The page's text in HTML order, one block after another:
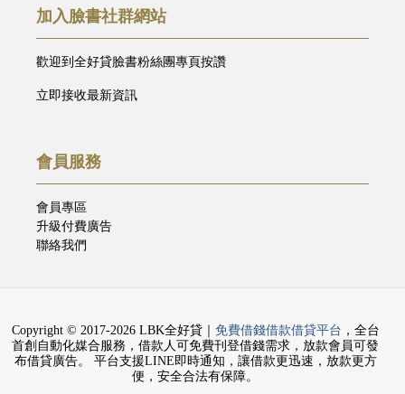
加入臉書社群網站
歡迎到全好貸臉書粉絲團專頁按讚
立即接收最新資訊
會員服務
會員專區
升級付費廣告
聯絡我們
Copyright © 2017-2026 LBK全好貸｜ 免費借錢借款借貸平台 ，全台
首創自動化媒合服務，借款人可免費刊登借錢需求，放款會員可發
布借貸廣告。 平台支援LINE即時通知，讓借款更迅速，放款更方
便，安全合法有保障。